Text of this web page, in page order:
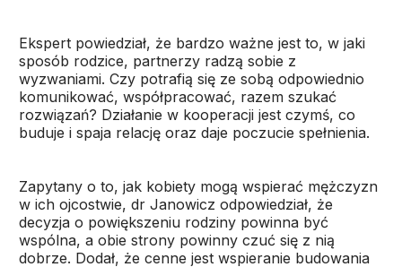
Ekspert powiedział, że bardzo ważne jest to, w jaki
sposób rodzice, partnerzy radzą sobie z
wyzwaniami. Czy potrafią się ze sobą odpowiednio
komunikować, współpracować, razem szukać
rozwiązań? Działanie w kooperacji jest czymś, co
buduje i spaja relację oraz daje poczucie spełnienia.
Zapytany o to, jak kobiety mogą wspierać mężczyzn
w ich ojcostwie, dr Janowicz odpowiedział, że
decyzja o powiększeniu rodziny powinna być
wspólna, a obie strony powinny czuć się z nią
dobrze. Dodał, że cenne jest wspieranie budowania